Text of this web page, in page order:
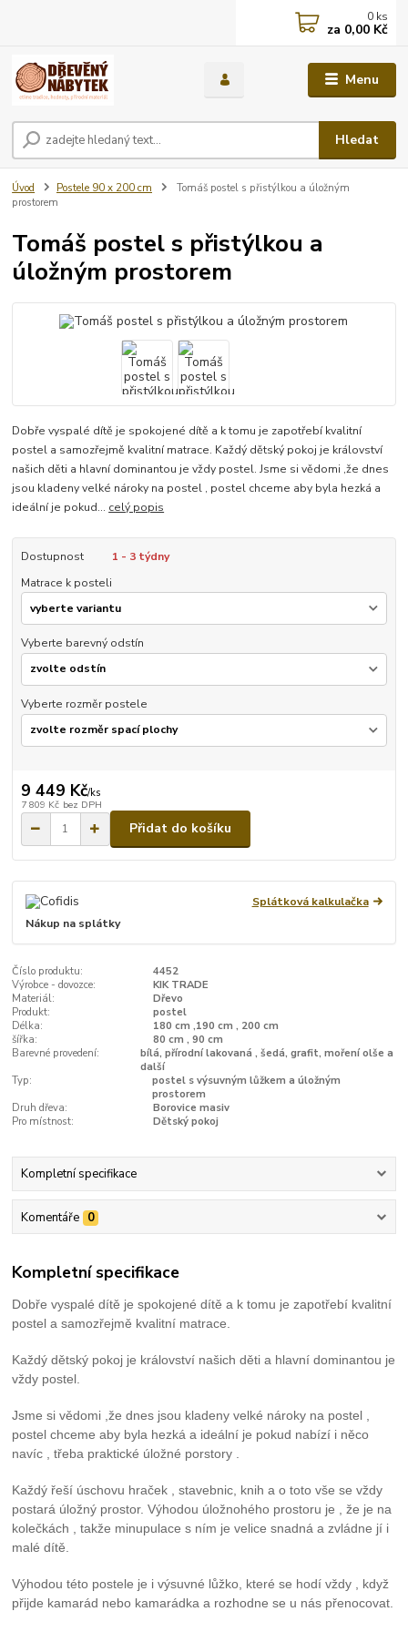
Menu
Hledat
0 ks
za 0,00 Kč
Úvod Postele 90 x 200 cm
Tomáš postel s přistýlkou a úložným
prostorem
Tomáš postel s přistýlkou a
úložným prostorem
Dobře vyspalé dítě je spokojené dítě a k tomu je zapotřebí kvalitní
postel a samozřejmě kvalitní matrace. Každý dětský pokoj je království
našich děti a hlavní dominantou je vždy postel. Jsme si vědomi ,že dnes
jsou kladeny velké nároky na postel , postel chceme aby byla hezká a
ideální je pokud... celý popis
Dostupnost
1 - 3 týdny
Matrace k posteli
Vyberte barevný odstín
Vyberte rozměr postele
9 449 Kč/ks
7 809 Kč bez DPH
Přidat do košíku
Splátková kalkulačka
Nákup na splátky
Číslo produktu:
4452
Výrobce - dovozce:
KIK TRADE
Materiál:
Dřevo
Produkt:
postel
Délka:
180 cm ,190 cm , 200 cm
šířka:
80 cm , 90 cm
Barevné provedení:
bílá, přírodní lakovaná , šedá, grafit, moření olše a
další
Typ:
postel s výsuvným lůžkem a úložným
prostorem
Druh dřeva:
Borovice masiv
Pro místnost:
Dětský pokoj
Kompletní specifikace
Komentáře 0
Kompletní specifikace
Dobře vyspalé dítě je spokojené dítě a k tomu je zapotřebí kvalitní
postel a samozřejmě kvalitní matrace.
Každý dětský pokoj je království našich děti a hlavní dominantou je
vždy postel.
Jsme si vědomi ,že dnes jsou kladeny velké nároky na postel ,
postel chceme aby byla hezká a ideální je pokud nabízí i něco
navíc , třeba praktické úložné porstory .
Každý řeší úschovu hraček , stavebnic, knih a o toto vše se vždy
postará úložný prostor. Výhodou úložnohého prostoru je , že je na
kolečkách , takže minupulace s ním je velice snadná a zvládne jí i
malé dítě.
Výhodou této postele je i výsuvné lůžko, které se hodí vždy , když
přijde kamarád nebo kamarádka a rozhodne se u nás přenocovat.